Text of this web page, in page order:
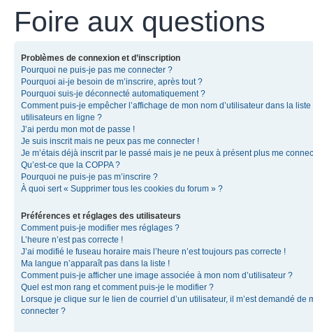
Foire aux questions
Problèmes de connexion et d’inscription
Pourquoi ne puis-je pas me connecter ?
Pourquoi ai-je besoin de m’inscrire, après tout ?
Pourquoi suis-je déconnecté automatiquement ?
Comment puis-je empêcher l’affichage de mon nom d’utilisateur dans la liste
utilisateurs en ligne ?
J’ai perdu mon mot de passe !
Je suis inscrit mais ne peux pas me connecter !
Je m’étais déjà inscrit par le passé mais je ne peux à présent plus me
Qu’est-ce que la COPPA ?
Pourquoi ne puis-je pas m’inscrire ?
À quoi sert « Supprimer tous les cookies du forum » ?
Préférences et réglages des utilisateurs
Comment puis-je modifier mes réglages ?
L’heure n’est pas correcte !
J’ai modifié le fuseau horaire mais l’heure n’est toujours pas correcte !
Ma langue n’apparaît pas dans la liste !
Comment puis-je afficher une image associée à mon nom d’utilisateur ?
Quel est mon rang et comment puis-je le modifier ?
Lorsque je clique sur le lien de courriel d’un utilisateur, il m’est demandé de
connecter ?